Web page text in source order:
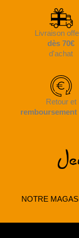
Livraison
dès 70€
d'achat
Retour et
remboursement
NOTRE